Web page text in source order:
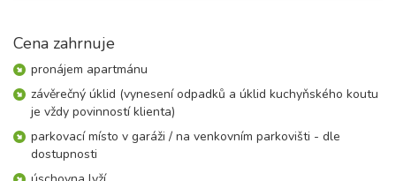
12.12. - 17.12.26
11 400 Kč
12.12. - 19.12.26
sobota - sobota
16 000 Kč
19.12. - 26.12.26
Cena zahrnuje
pronájem apartmánu
závěrečný úklid (vynesení odpadků a úklid kuchyňského koutu
je vždy povinností klienta)
parkovací místo v garáži / na venkovním parkovišti - dle
dostupnosti